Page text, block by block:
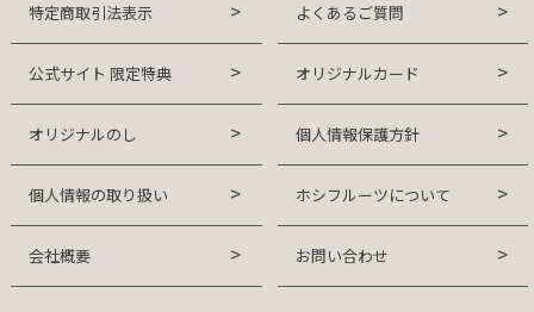
特定商取引法表示 よくあるご質問
公式サイト 限定特典 オリジナルカード
オリジナルのし 個人情報保護方針
個人情報の取り扱い ホシフルーツについて
会社概要 お問い合わせ